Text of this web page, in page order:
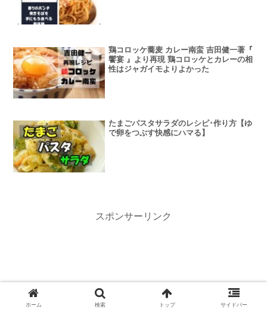
鶏コロッケ蕎麦 カレー南蛮 吉田健一著『
饗宴 』より再現 鶏コロッケとカレーの相
性はジャガイモよりよかった
たまごパスタサラダのレシピ･作り方【ゆ
で卵をつぶす快感にハマる】
スポンサーリンク
ホーム 検索 トップ サイドバー